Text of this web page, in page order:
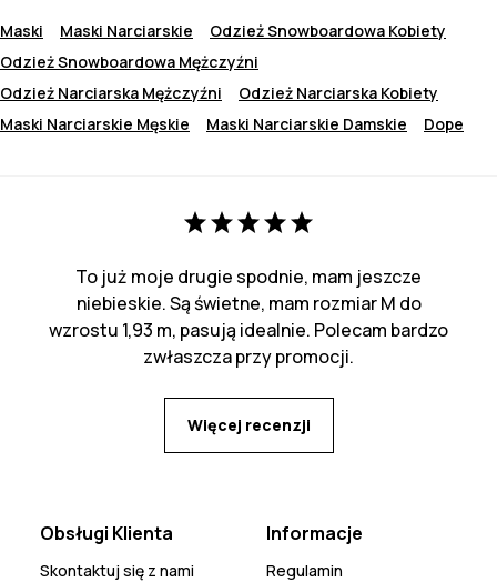
Maski Maski Narciarskie
Odzież Snowboardowa Kobiety
Odzież Snowboardowa Mężczyźni
Odzież Narciarska Mężczyźni
Odzież Narciarska Kobiety
Maski Narciarskie Męskie
Maski Narciarskie Damskie Dope
To już moje drugie spodnie, mam jeszcze
niebieskie. Są świetne, mam rozmiar M do
wzrostu 1,93 m, pasują idealnie. Polecam bardzo
zwłaszcza przy promocji.
Więcej recenzji
Obsługi Klienta
Skontaktuj się z nami
Informacje
Regulamin